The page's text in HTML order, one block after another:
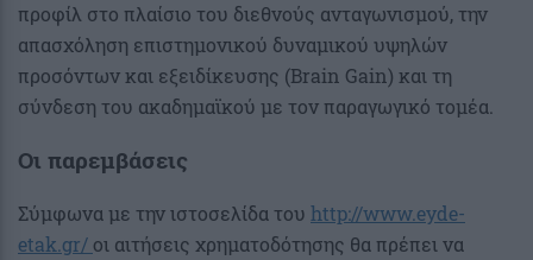
προφίλ στο πλαίσιο του διεθνούς ανταγωνισμού, την
απασχόληση επιστημονικού δυναμικού υψηλών
προσόντων και εξειδίκευσης (Brain Gain) και τη
σύνδεση του ακαδημαϊκού με τον παραγωγικό τομέα.
Οι παρεμβάσεις
Σύμφωνα με την ιστοσελίδα του http://www.eyde-
etak.gr/ οι αιτήσεις χρηματοδότησης θα πρέπει να